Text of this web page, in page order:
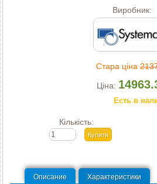
Виробник:
Стара ціна
Ціна:
Есть в
Кількість:
Описание Характеристики